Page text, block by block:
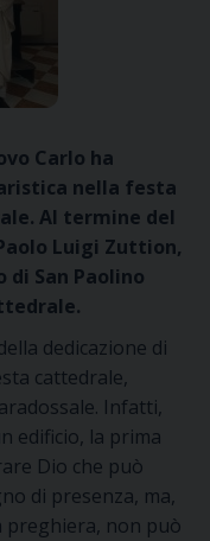
Carlo ha
nella festa
Al termine del
Luigi Zuttion,
San Paolino
dedicazione di
cattedrale,
Infatti,
edificio, la prima
Dio che può
di presenza, ma,
preghiera, non può